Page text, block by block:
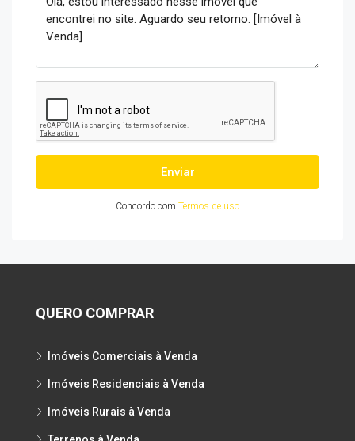
Enviar
Concordo com Termos de uso
QUERO COMPRAR
Imóveis Comerciais à Venda
Imóveis Residenciais à Venda
Imóveis Rurais à Venda